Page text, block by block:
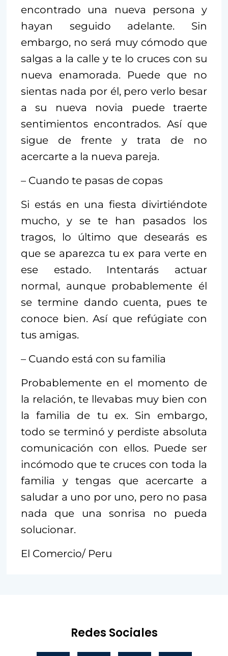
encontrado una nueva persona y
hayan seguido adelante. Sin
embargo, no será muy cómodo que
salgas a la calle y te lo cruces con su
nueva enamorada. Puede que no
sientas nada por él, pero verlo besar
a su nueva novia puede traerte
sentimientos encontrados. Así que
sigue de frente y trata de no
acercarte a la nueva pareja.
– Cuando te pasas de copas
Si estás en una fiesta divirtiéndote
mucho, y se te han pasados los
tragos, lo último que desearás es
que se aparezca tu ex para verte en
ese estado. Intentarás actuar
normal, aunque probablemente él
se termine dando cuenta, pues te
conoce bien. Así que refúgiate con
tus amigas.
– Cuando está con su familia
Probablemente en el momento de
la relación, te llevabas muy bien con
la familia de tu ex. Sin embargo,
todo se terminó y perdiste absoluta
comunicación con ellos. Puede ser
incómodo que te cruces con toda la
familia y tengas que acercarte a
saludar a uno por uno, pero no pasa
nada que una sonrisa no pueda
solucionar.
El Comercio/ Peru
Redes Sociales